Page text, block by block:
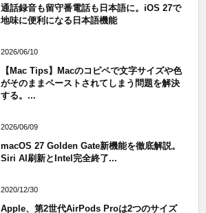
通話録音も留守番電話も日本語に。iOS 27で
地味に便利になる日本語機能
2026/06/10
【Mac Tips】Macのコピペで文字サイズや色
がそのままペーストされてしまう問題を解決
する。...
2026/06/09
macOS 27 Golden Gate新機能を徹底解説。
Siri AI刷新とIntel完全終了...
2020/12/30
Apple、第2世代AirPods Proは2つのサイズ